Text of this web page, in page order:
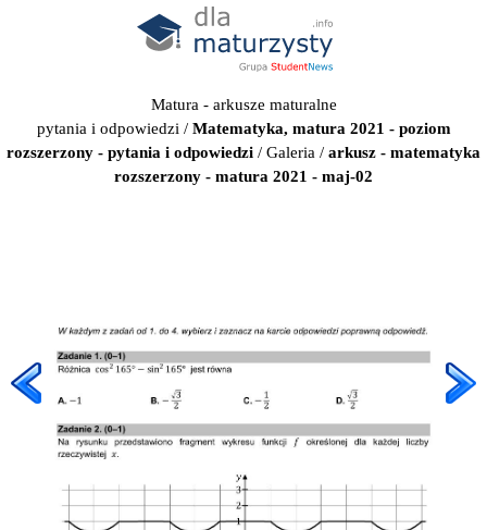
Matura - arkusze maturalne
pytania i odpowiedzi / Matematyka, matura 2021 - poziom
rozszerzony - pytania i odpowiedzi / Galeria / arkusz - matematyka
rozszerzony - matura 2021 - maj-02